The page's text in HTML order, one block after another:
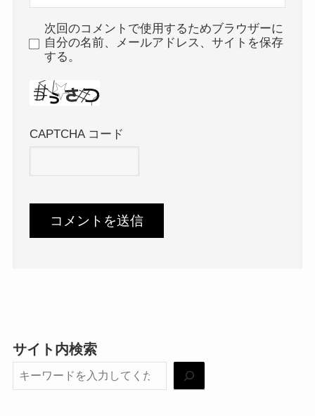
次回のコメントで使用するためブラウザーに
自分の名前、メールアドレス、サイトを保存
する。
CAPTCHA コード
サイト内検索